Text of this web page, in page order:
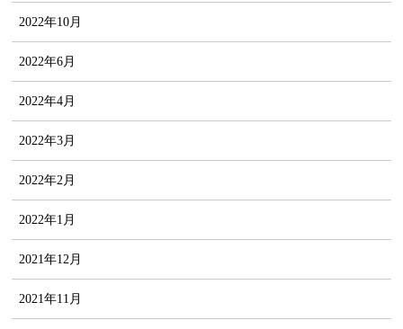
2022年10月
2022年6月
2022年4月
2022年3月
2022年2月
2022年1月
2021年12月
2021年11月